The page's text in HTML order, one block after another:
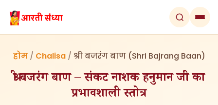
होम/ Chalisa/ श्री बजरंग बाण (Shri Bajrang Baan)
श्री बजरंग बाण – संकट नाशक हनुमान जी का
प्रभावशाली स्तोत्र